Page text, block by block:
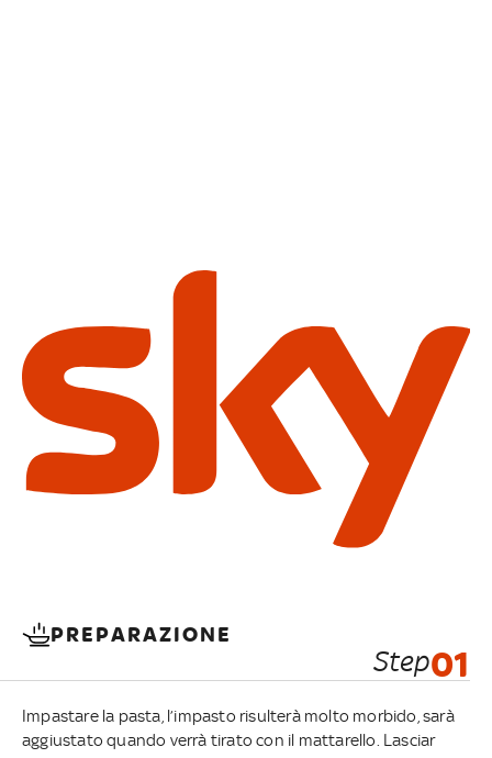
PREPARAZIONE
Step01
Impastare la pasta, l’impasto risulterà molto morbido, sarà
aggiustato quando verrà tirato con il mattarello. Lasciar